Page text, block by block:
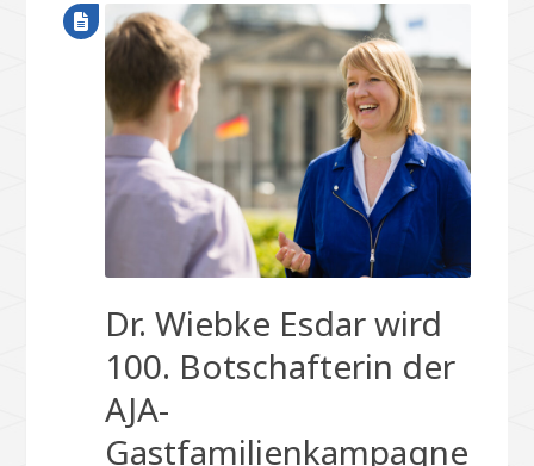
Dr. Wiebke Esdar wird
100. Botschafterin der
AJA-
Gastfamilienkampagne